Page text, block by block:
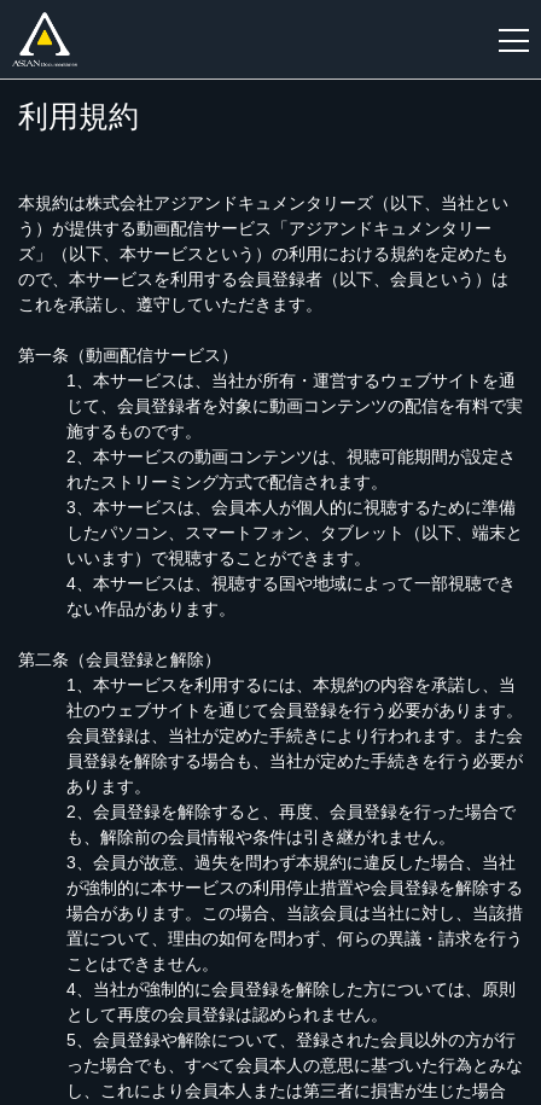
利用規約
本規約は株式会社アジアンドキュメンタリーズ（以下、当社とい
う）が提供する動画配信サービス「アジアンドキュメンタリー
ズ」（以下、本サービスという）の利用における規約を定めたも
ので、本サービスを利用する会員登録者（以下、会員という）は
これを承諾し、遵守していただきます。
第一条（動画配信サービス）
1、本サービスは、当社が所有・運営するウェブサイトを通
じて、会員登録者を対象に動画コンテンツの配信を有料で実
施するものです。
2、本サービスの動画コンテンツは、視聴可能期間が設定さ
れたストリーミング方式で配信されます。
3、本サービスは、会員本人が個人的に視聴するために準備
したパソコン、スマートフォン、タブレット（以下、端末と
いいます）で視聴することができます。
4、本サービスは、視聴する国や地域によって一部視聴でき
ない作品があります。
第二条（会員登録と解除）
1、本サービスを利用するには、本規約の内容を承諾し、当
社のウェブサイトを通じて会員登録を行う必要があります。
会員登録は、当社が定めた手続きにより行われます。また会
員登録を解除する場合も、当社が定めた手続きを行う必要が
あります。
2、会員登録を解除すると、再度、会員登録を行った場合で
も、解除前の会員情報や条件は引き継がれません。
3、会員が故意、過失を問わず本規約に違反した場合、当社
が強制的に本サービスの利用停止措置や会員登録を解除する
場合があります。この場合、当該会員は当社に対し、当該措
置について、理由の如何を問わず、何らの異議・請求を行う
ことはできません。
4、当社が強制的に会員登録を解除した方については、原則
として再度の会員登録は認められません。
5、会員登録や解除について、登録された会員以外の方が行
った場合でも、すべて会員本人の意思に基づいた行為とみな
し、これにより会員本人または第三者に損害が生じた場合